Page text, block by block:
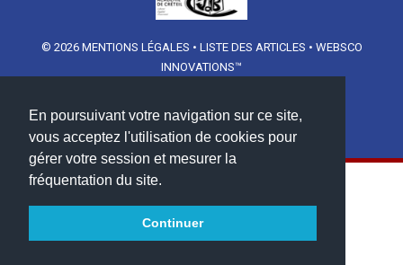
En poursuivant votre navigation sur ce site,
vous acceptez l'utilisation de cookies pour
gérer votre session et mesurer la
fréquentation du site.
Continuer
© 2026 MENTIONS LÉGALES • LISTE DES ARTICLES • WEBSCO
INNOVATIONS™